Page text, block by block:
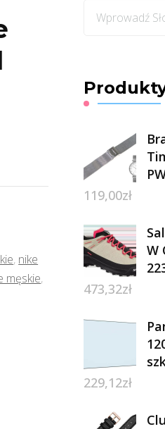
, nike
męskie,
Szukasz
119,00zł
W
473,32zł
229,12zł